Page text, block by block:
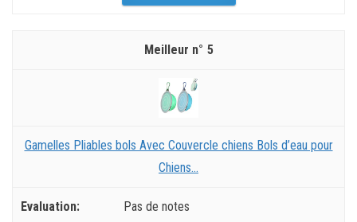
5
Gamelles Pliables bols Avec Couvercle chiens Bols d’eau pour
Chiens...
Pas de notes